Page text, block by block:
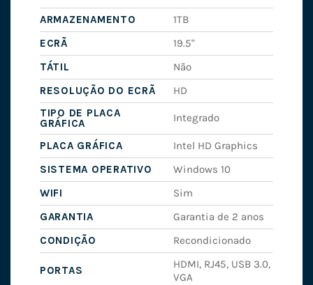
ARMAZENAMENTO
1TB
ECRÃ
19.5"
TÁTIL
Não
RESOLUÇÃO DO ECRÃ
HD
TIPO DE PLACA
GRÁFICA
Integrado
PLACA GRÁFICA
Intel HD Graphics
SISTEMA OPERATIVO
Windows 10
WIFI
Sim
GARANTIA
Garantia de 2 anos
CONDIÇÃO
Recondicionado
PORTAS
HDMI, RJ45, USB 3.0,
VGA